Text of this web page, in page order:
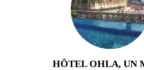
HÔTEL OHLA, UN